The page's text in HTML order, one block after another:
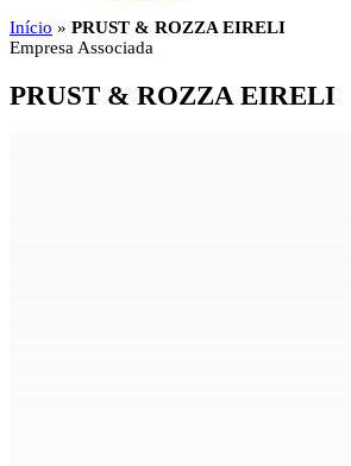
Início » PRUST & ROZZA EIRELI
Empresa Associada
PRUST & ROZZA EIRELI